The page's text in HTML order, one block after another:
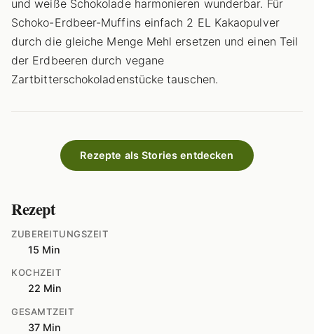
und weiße Schokolade harmonieren wunderbar. Für
Schoko-Erdbeer-Muffins einfach 2 EL Kakaopulver
durch die gleiche Menge Mehl ersetzen und einen Teil
der Erdbeeren durch vegane
Zartbitterschokoladenstücke tauschen.
Rezepte als Stories entdecken
Rezept
ZUBEREITUNGSZEIT
15 Min
KOCHZEIT
22 Min
GESAMTZEIT
37 Min